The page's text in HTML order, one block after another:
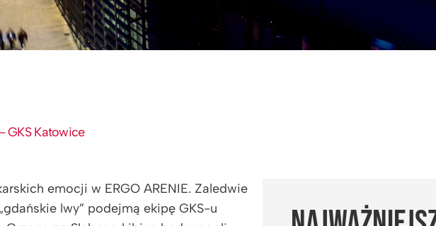
GKS Katowice
emocji w ERGO ARENIE. Zaledwie
lwy” podejmą ekipę GKS-u